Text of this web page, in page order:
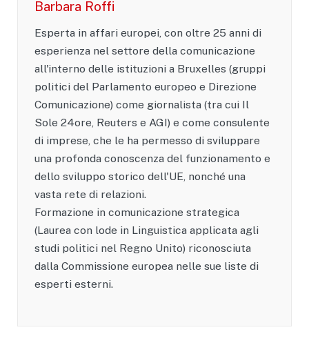
Barbara Roffi
Esperta in affari europei, con oltre 25 anni di
esperienza nel settore della comunicazione
all'interno delle istituzioni a Bruxelles (gruppi
politici del Parlamento europeo e Direzione
Comunicazione) come giornalista (tra cui Il
Sole 24ore, Reuters e AGI) e come consulente
di imprese, che le ha permesso di sviluppare
una profonda conoscenza del funzionamento e
dello sviluppo storico dell'UE, nonché una
vasta rete di relazioni.
Formazione in comunicazione strategica
(Laurea con lode in Linguistica applicata agli
studi politici nel Regno Unito) riconosciuta
dalla Commissione europea nelle sue liste di
esperti esterni.